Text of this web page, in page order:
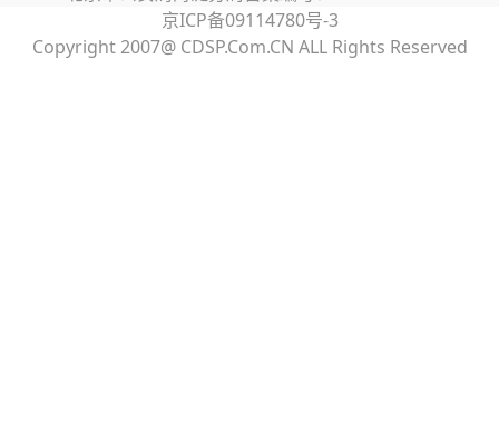
京ICP备09114780号-3
Copyright 2007@ CDSP.Com.CN ALL Rights Reserved